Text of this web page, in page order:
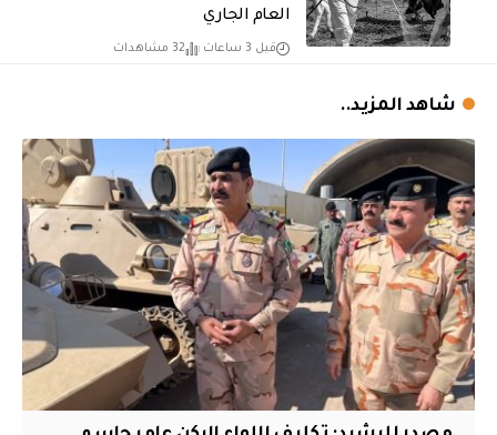
العام الجاري
قبل 3 ساعات 32 مشاهدات
شاهد المزيد..